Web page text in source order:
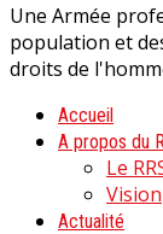
Une Armée
population et
droits de
Accueil
A propos du
Le
Vision
Actualité